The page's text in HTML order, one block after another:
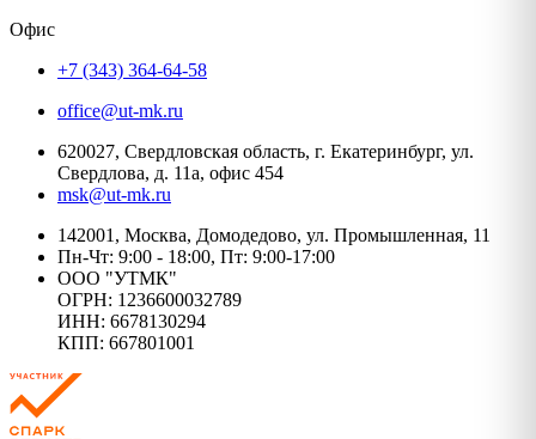
Офис
+7 (343) 364-64-58
office@ut-mk.ru
620027, Свердловская область, г. Екатеринбург, ул.
Свердлова, д. 11а, офис 454
msk@ut-mk.ru
142001, Москва, Домодедово, ул. Промышленная, 11
Пн-Чт: 9:00 - 18:00, Пт: 9:00-17:00
ООО "УТМК"
ОГРН: 1236600032789
ИНН: 6678130294
КПП: 667801001